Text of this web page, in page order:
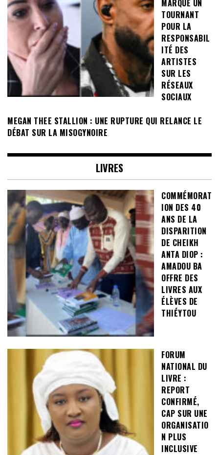
MARQUE UN
TOURNANT
POUR LA
RESPONSABIL
ITÉ DES
ARTISTES
SUR LES
RÉSEAUX
SOCIAUX
MEGAN THEE STALLION : UNE RUPTURE QUI RELANCE LE
DÉBAT SUR LA MISOGYNOIRE
LIVRES
COMMÉMORAT
ION DES 40
ANS DE LA
DISPARITION
DE CHEIKH
ANTA DIOP :
AMADOU BA
OFFRE DES
LIVRES AUX
ÉLÈVES DE
THIÉYTOU
FORUM
NATIONAL DU
LIVRE :
REPORT
CONFIRMÉ,
CAP SUR UNE
ORGANISATIO
N PLUS
INCLUSIVE